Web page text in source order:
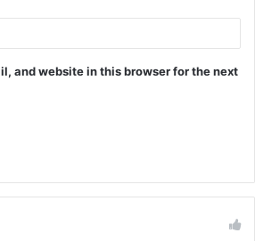
and website in this browser for the next